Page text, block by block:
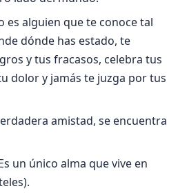
es alguien que te conoce tal
dónde has estado, te
y tus fracasos, celebra tus
dolor y jamás te juzga por tus
amistad, se encuentra
un único alma que vive en